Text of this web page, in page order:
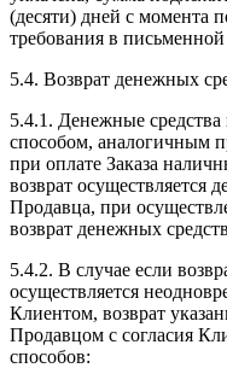
(десяти) дней с момента
требования в
5.4. Возврат денежных
5.4.1. Денежные
способом, аналогичным
при оплате Заказа
возврат осуществляется
Продавца, при
возврат денежных
5.4.2. В случае если
осуществляется
Клиентом, возврат
Продавцом с согласия
способов: